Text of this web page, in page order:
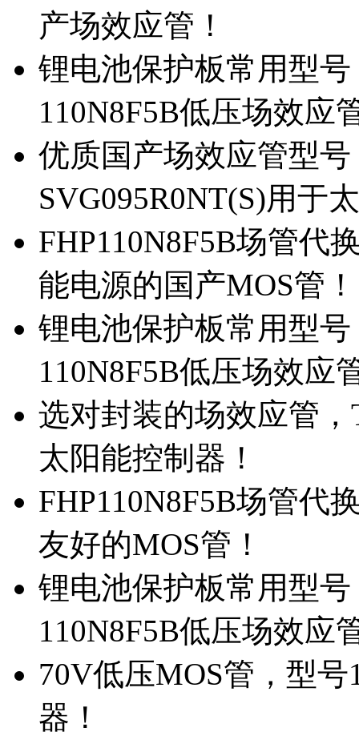
产场效应管！
锂电池保护板常用型号
110N8F5B低压场效应
优质国产场效应管型
SVG095R0NT(S)用于
FHP110N8F5B场管代
能电源的国产MOS管！
锂电池保护板常用型
110N8F5B低压场效应
选对封装的场效应管
太阳能控制器！
FHP110N8F5B场管代
友好的MOS管！
锂电池保护板常用型
110N8F5B低压场效应
70V低压MOS管，型
器！